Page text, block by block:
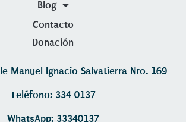
Blog
Contacto
Donación
Manuel Ignacio Salvatierra Nro. 169
Teléfono: 334 0137
WhatsApp: 33340137